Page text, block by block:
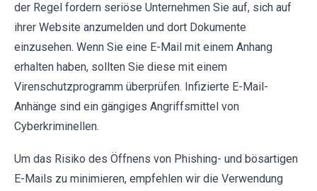
der Regel fordern seriöse Unternehmen Sie auf, sich auf
ihrer Website anzumelden und dort Dokumente
einzusehen. Wenn Sie eine E-Mail mit einem Anhang
erhalten haben, sollten Sie diese mit einem
Virenschutzprogramm überprüfen. Infizierte E-Mail-
Anhänge sind ein gängiges Angriffsmittel von
Cyberkriminellen.
Um das Risiko des Öffnens von Phishing- und bösartigen
E-Mails zu minimieren, empfehlen wir die Verwendung